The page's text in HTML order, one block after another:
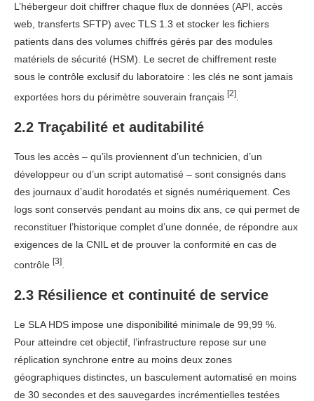
L’hébergeur doit chiffrer chaque flux de données (API, accès
web, transferts SFTP) avec TLS 1.3 et stocker les fichiers
patients dans des volumes chiffrés gérés par des modules
matériels de sécurité (HSM). Le secret de chiffrement reste
sous le contrôle exclusif du laboratoire : les clés ne sont jamais
exportées hors du périmètre souverain français [2]
2.2 Traçabilité et auditabilité
Tous les accès – qu’ils proviennent d’un technicien, d’un
développeur ou d’un script automatisé – sont consignés dans
des journaux d’audit horodatés et signés numériquement. Ces
logs sont conservés pendant au moins dix ans, ce qui permet de
reconstituer l’historique complet d’une donnée, de répondre aux
exigences de la CNIL et de prouver la conformité en cas de
contrôle [3]
2.3 Résilience et continuité de service
Le SLA HDS impose une disponibilité minimale de 99,99 %.
Pour atteindre cet objectif, l’infrastructure repose sur une
réplication synchrone entre au moins deux zones
géographiques distinctes, un basculement automatisé en moins
de 30 secondes et des sauvegardes incrémentielles testées